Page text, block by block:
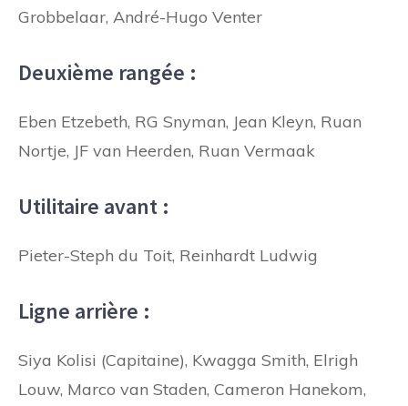
Grobbelaar, André-Hugo Venter
Deuxième rangée :
Eben Etzebeth, RG Snyman, Jean Kleyn, Ruan
Nortje, JF van Heerden, Ruan Vermaak
Utilitaire avant :
Pieter-Steph du Toit, Reinhardt Ludwig
Ligne arrière :
Siya Kolisi (Capitaine), Kwagga Smith, Elrigh
Louw, Marco van Staden, Cameron Hanekom,